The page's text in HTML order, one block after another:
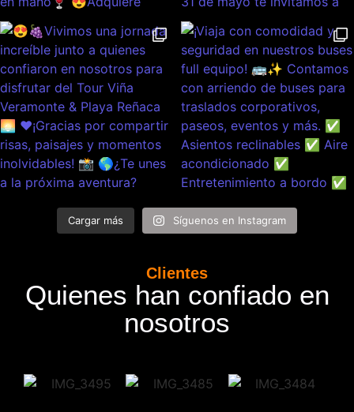
Cargar más Síguenos en Instagram
Clientes
Quienes han confiado en
nosotros